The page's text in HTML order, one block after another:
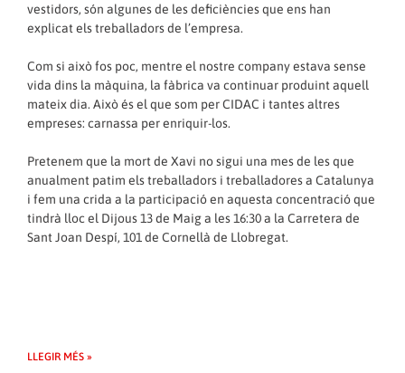
vestidors, són algunes de les deficiències que ens han
explicat els treballadors de l’empresa.
Com si això fos poc, mentre el nostre company estava sense
vida dins la màquina, la fàbrica va continuar produint aquell
mateix dia. Això és el que som per CIDAC i tantes altres
empreses: carnassa per enriquir-los.
Pretenem que la mort de Xavi no sigui una mes de les que
anualment patim els treballadors i treballadores a Catalunya
i fem una crida a la participació en aquesta concentració que
tindrà lloc el Dijous 13 de Maig a les 16:30 a la Carretera de
Sant Joan Despí, 101 de Cornellà de Llobregat.
LLEGIR MÉS »